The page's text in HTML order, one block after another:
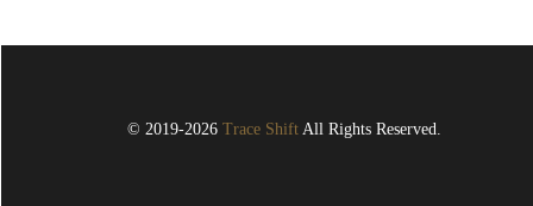
© 2019-2026 Trace Shift All Rights Reserved.